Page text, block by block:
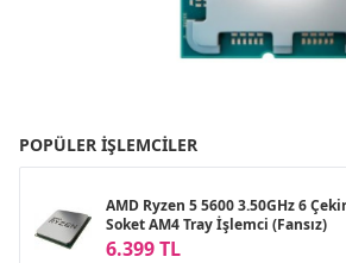
POPÜLER İŞLEMCILER
AMD Ryzen 5 5600 3.50GHz 6
Soket AM4 Tray İşlemci (Fansız)
6.399 TL